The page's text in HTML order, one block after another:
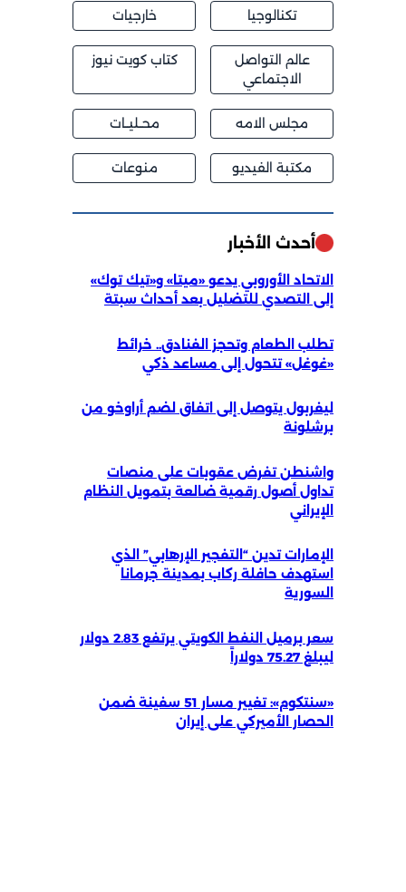
تكنالوجيا خارجيات
عالم التواصل
الاجتماعي
كتاب كويت نيوز
مجلس الامه محــليــات
مكتبة الفيديو منوعات
أحدث الأخبار
الاتحاد الأوروبي يدعو «ميتا» و«تيك توك»
إلى التصدي للتضليل بعد أحداث سبتة
تطلب الطعام وتحجز الفنادق.. خرائط
«غوغل» تتحول إلى مساعد ذكي
ليفربول يتوصل إلى اتفاق لضم أراوخو من
برشلونة
واشنطن تفرض عقوبات على منصات
تداول أصول رقمية ضالعة بتمويل النظام
الإيراني
الإمارات تدين “التفجير الإرهابي” الذي
استهدف حافلة ركاب بمدينة جرمانا
السورية
سعر برميل النفط الكويتي يرتفع 2.83 دولار
ليبلغ 75.27 دولاراً
«سنتكوم»: تغيير مسار 51 سفينة ضمن
الحصار الأميركي على إيران